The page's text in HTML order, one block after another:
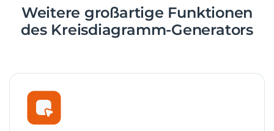
Weitere großartige Funktionen
des Kreisdiagramm-Generators